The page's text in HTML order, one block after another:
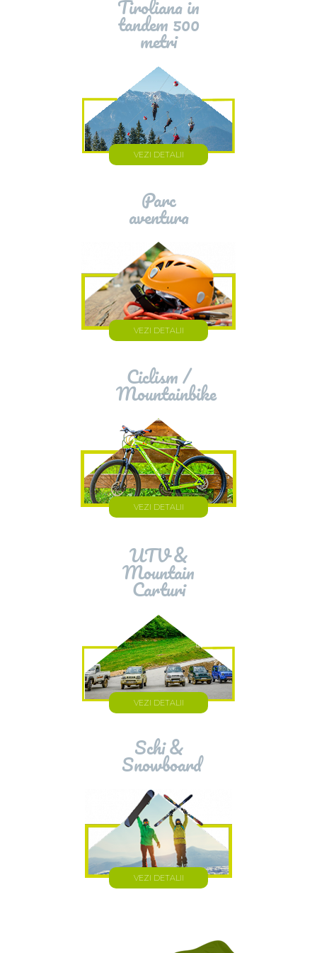
Tiroliana in
tandem 500
metri
VEZI DETALII
Parc
aventura
VEZI DETALII
Ciclism /
Mountainbike
VEZI DETALII
UTV &
Mountain
Carturi
VEZI DETALII
Schi &
Snowboard
VEZI DETALII